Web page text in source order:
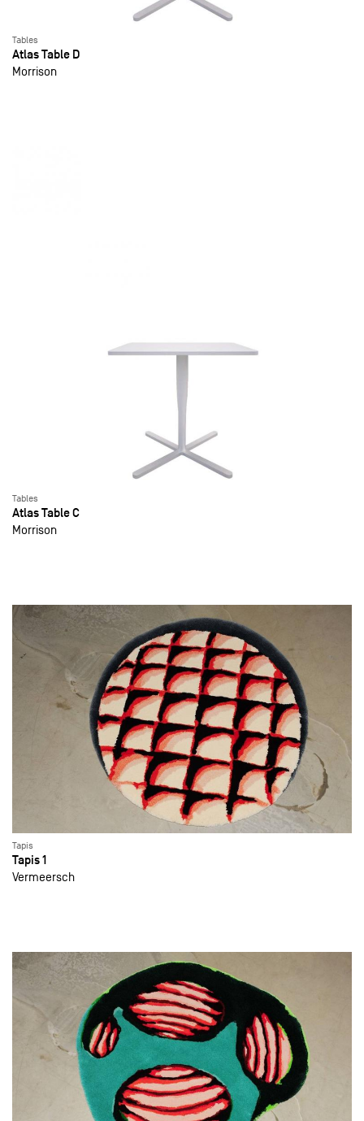
Tables
Atlas Table D
Morrison
Tables
Atlas Table C
Morrison
Tapis
Tapis 1
Vermeersch